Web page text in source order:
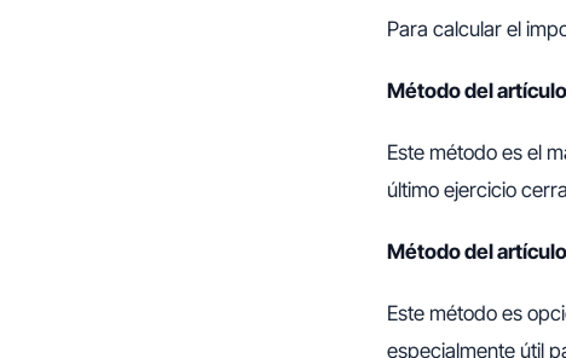
Para calcular el
Método del
Este método es el
último ejercicio
Método del
Este método es
especialmente útil